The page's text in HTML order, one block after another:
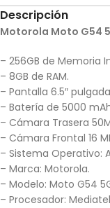
Descripción
Motorola Moto G54
– 256GB de Memoria
– 8GB de RAM.
– Pantalla 6.5″
– Batería de 5000
– Cámara Trasera
– Cámara Frontal 16
– Sistema Operativo:
– Marca: Motorola.
– Modelo: Moto G54
– Procesador: